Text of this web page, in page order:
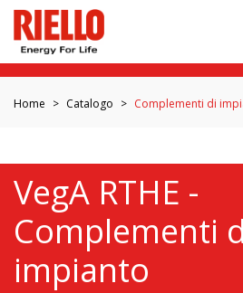
Home Catalogo Complementi di
VegA RTHE -
Complementi
impianto